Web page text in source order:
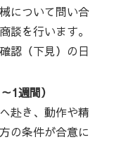
について問い合
談を行います。
認（下見）の日
1週間）
赴き、動作や精
の条件が合意に